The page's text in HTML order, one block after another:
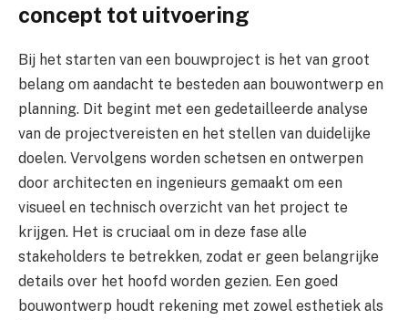
concept tot uitvoering
Bij het starten van een bouwproject is het van groot
belang om aandacht te besteden aan bouwontwerp en
planning. Dit begint met een gedetailleerde analyse
van de projectvereisten en het stellen van duidelijke
doelen. Vervolgens worden schetsen en ontwerpen
door architecten en ingenieurs gemaakt om een
visueel en technisch overzicht van het project te
krijgen. Het is cruciaal om in deze fase alle
stakeholders te betrekken, zodat er geen belangrijke
details over het hoofd worden gezien. Een goed
bouwontwerp houdt rekening met zowel esthetiek als